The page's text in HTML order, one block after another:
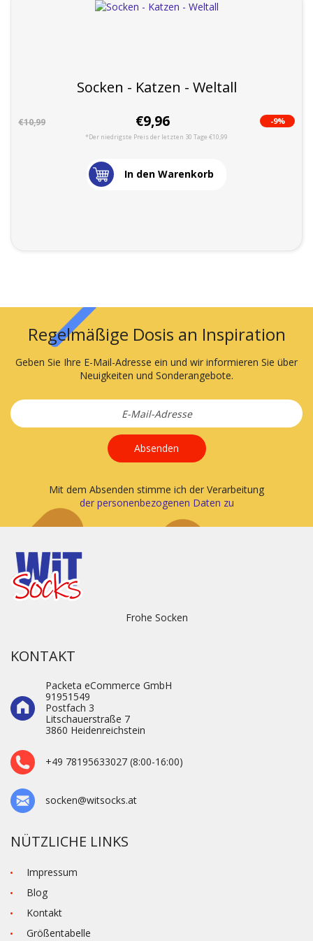
Socken - Katzen - Weltall
€10,99 €9,96 -9%
*Der niedrigste Preis der letzten 30 Tage €10,99
In den Warenkorb
Regelmäßige Dosis an Inspiration
Geben Sie Ihre E-Mail-Adresse ein und wir informieren Sie über
Neuigkeiten und Sonderangebote.
Absenden
Mit dem Absenden stimme ich der Verarbeitung
der personenbezogenen Daten zu
Frohe Socken
KONTAKT
Packeta eCommerce GmbH
91951549
Postfach 3
Litschauerstraße 7
3860 Heidenre­ichstein
+49 78195633027 (8:00-16:00)
socken@witsocks.at
NÜTZLICHE LINKS
Impressum
Blog
Kontakt
Größentabelle